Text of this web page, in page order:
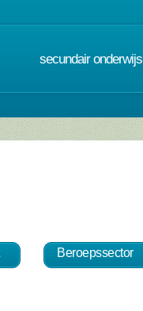
secundair onderwijs
Beroepssector